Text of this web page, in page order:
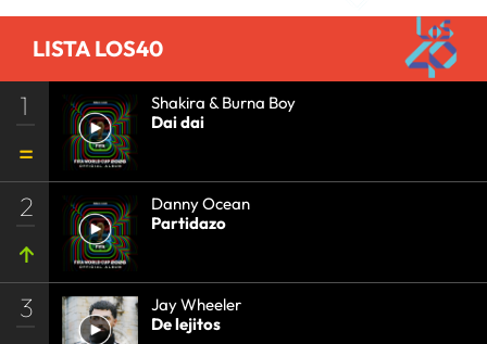
LISTA LOS40
1
Shakira & Burna Boy
Dai dai
2
Danny Ocean
Partidazo
3
Jay Wheeler
De lejitos